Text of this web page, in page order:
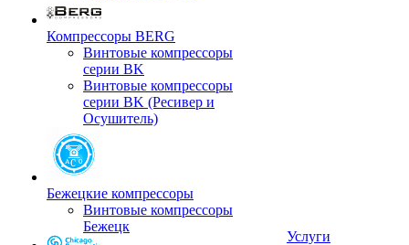
Компрессоры BERG
Винтовые компрессоры
серии BK
Винтовые компрессоры
серии BK (Ресивер и
Осушитель)
Бежецкие компрессоры
Винтовые компрессоры
Бежецк
Услуги